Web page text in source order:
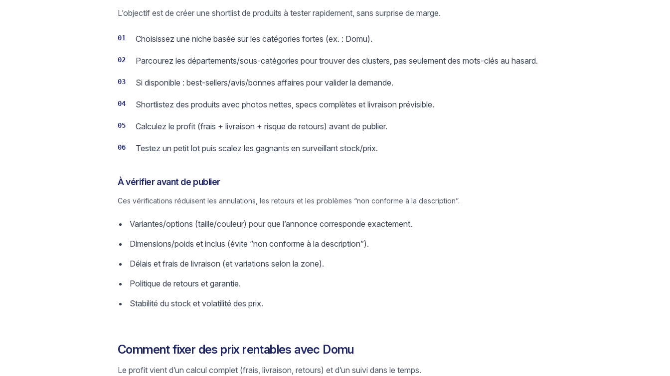
L’objectif est de créer une shortlist de produits à tester rapidement, sans surprise de marge.
01 Choisissez une niche basée sur les catégories fortes (ex. : Domu).
02 Parcourez les départements/sous-catégories pour trouver des clusters, pas seulement des mots-clés au hasard.
03 Si disponible : best-sellers/avis/bonnes affaires pour valider la demande.
04 Shortlistez des produits avec photos nettes, specs complètes et livraison prévisible.
05 Calculez le profit (frais + livraison + risque de retours) avant de publier.
06 Testez un petit lot puis scalez les gagnants en surveillant stock/prix.
À vérifier avant de publier
Ces vérifications réduisent les annulations, les retours et les problèmes “non conforme à la description”.
Variantes/options (taille/couleur) pour que l’annonce corresponde exactement.
Dimensions/poids et inclus (évite “non conforme à la description”).
Délais et frais de livraison (et variations selon la zone).
Politique de retours et garantie.
Stabilité du stock et volatilité des prix.
Comment fixer des prix rentables avec Domu
Le profit vient d’un calcul complet (frais, livraison, retours) et d’un suivi dans le temps.